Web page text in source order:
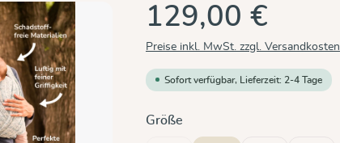
129,00 €
Preise inkl. MwSt. zzgl. Versandkosten
Sofort verfügbar, Lieferzeit: 2-4 Tage
Größe